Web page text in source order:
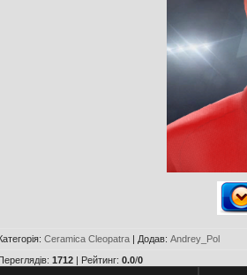
: Ceramica Cleopatra| Додав: Andrey_Pol
: 1712| Рейтинг: 0.0/0